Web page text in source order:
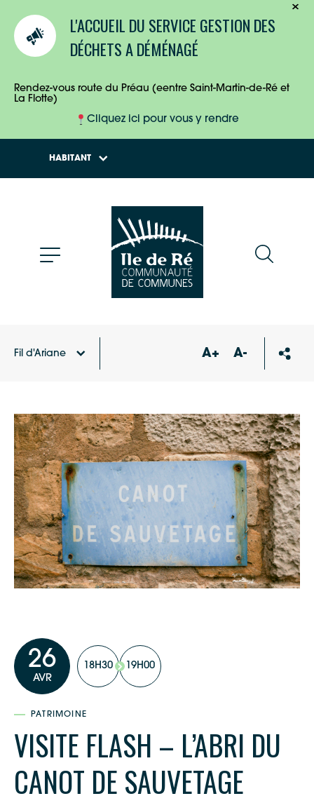
L'ACCUEIL DU SERVICE GESTION DES
DÉCHETS A DÉMÉNAGÉ
Rendez-vous route du Préau (eentre Saint-Martin-de-Ré et
La Flotte)
Cliquez ici pour vous y rendre
HABITANT
ENTREPRISES
Fil d'Ariane A+ A-
26
AVR
18H30 19H00
PATRIMOINE
VISITE FLASH – L’ABRI DU
CANOT DE SAUVETAGE